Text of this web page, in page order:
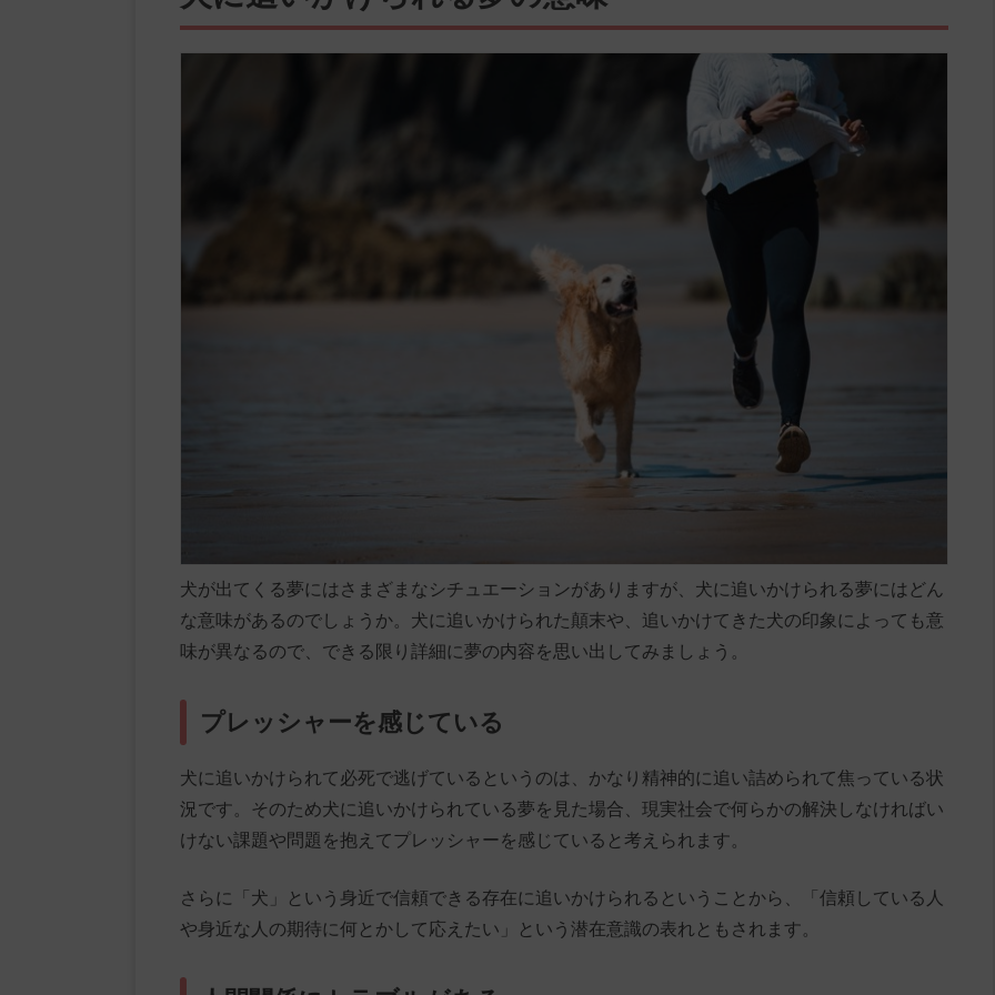
犬が出てくる夢にはさまざまなシチュエーションがありますが、犬に追いかけられる夢にはどん
な意味があるのでしょうか。犬に追いかけられた顛末や、追いかけてきた犬の印象によっても意
味が異なるので、できる限り詳細に夢の内容を思い出してみましょう。
プレッシャーを感じている
犬に追いかけられて必死で逃げているというのは、かなり精神的に追い詰められて焦っている状
況です。そのため犬に追いかけられている夢を見た場合、現実社会で何らかの解決しなければい
けない課題や問題を抱えてプレッシャーを感じていると考えられます。
さらに「犬」という身近で信頼できる存在に追いかけられるということから、「信頼している人
や身近な人の期待に何とかして応えたい」という潜在意識の表れともされます。